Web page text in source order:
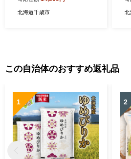
北海道千歳市 北
この自治体のおすすめ返礼品
1 2